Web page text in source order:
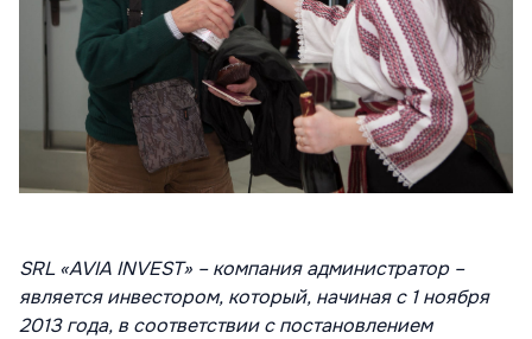
SRL «AVIA INVEST» –компания администратор –
является инвестором, который, начиная с 1 ноября
2013 года, в соответствии с постановлением